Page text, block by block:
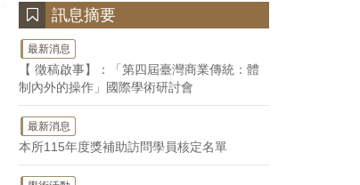
訊息摘要
最新消息
【 徵稿啟事】：「第四屆臺灣商業傳統：體
制內外的操作」國際學術研討會
最新消息
本所115年度獎補助訪問學員核定名單